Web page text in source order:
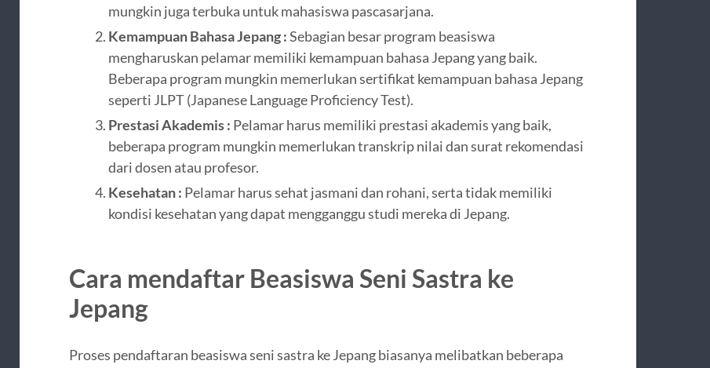
mungkin juga terbuka untuk mahasiswa pascasarjana.
Kemampuan Bahasa Jepang :Sebagian besar program beasiswa
mengharuskan pelamar memiliki kemampuan bahasa Jepang yang baik.
Beberapa program mungkin memerlukan sertifikat kemampuan bahasa Jepang
seperti JLPT (Japanese Language Proficiency Test).
Prestasi Akademis : Pelamar harus memiliki prestasi akademis yang baik,
beberapa program mungkin memerlukan transkrip nilai dan surat rekomendasi
dari dosen atau profesor.
Kesehatan : Pelamar harus sehat jasmani dan rohani, serta tidak memiliki
kondisi kesehatan yang dapat mengganggu studi mereka di Jepang.
Cara mendaftar Beasiswa Seni Sastra ke
Jepang
Proses pendaftaran beasiswa seni sastra ke Jepang biasanya melibatkan beberapa